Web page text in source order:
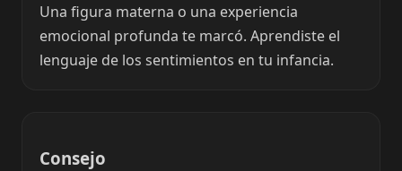
Una figura materna o una experiencia
emocional profunda te marcó. Aprendiste el
lenguaje de los sentimientos en tu infancia.
Consejo